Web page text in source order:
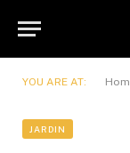
YOU ARE AT:
JARDIN